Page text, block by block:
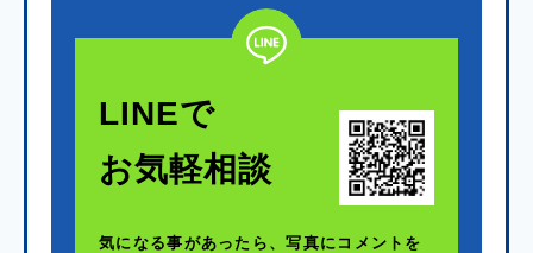
LINEで
お気軽相談
気になる事があったら、写真にコメントを